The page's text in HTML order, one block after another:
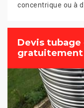
concentrique ou à
Devis
gratuitement